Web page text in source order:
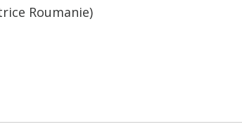
Roumanie)